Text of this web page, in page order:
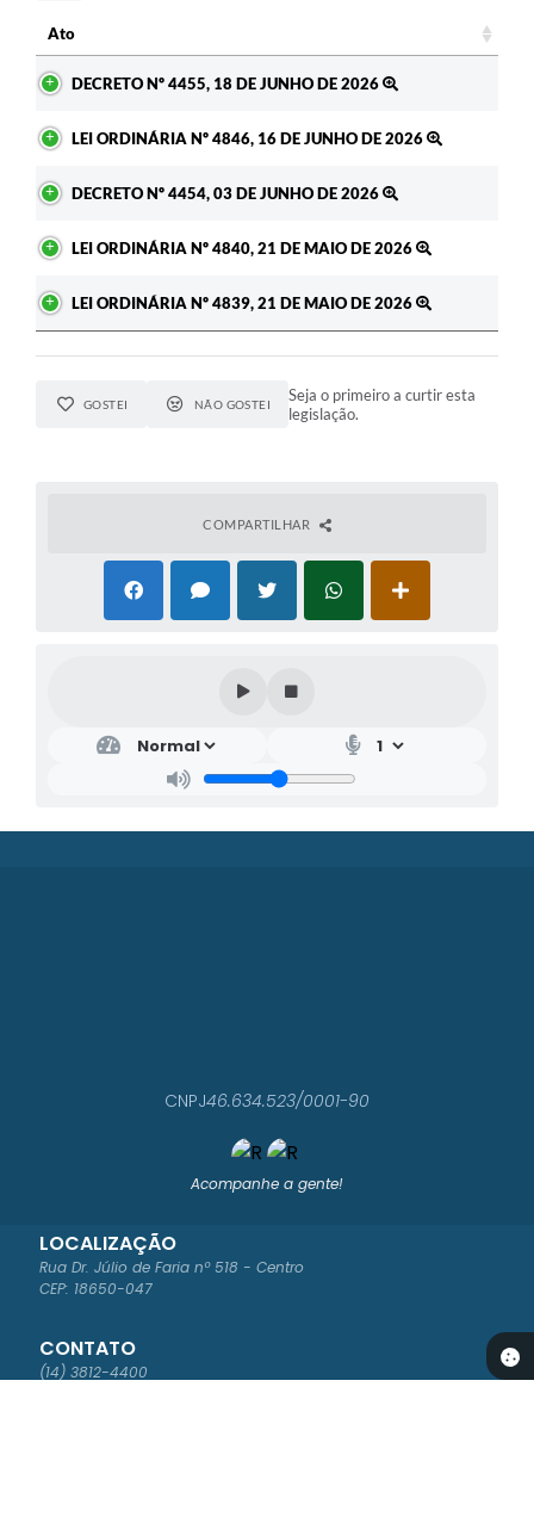
Ato
DECRETO Nº 4455, 18 DE JUNHO DE 2026
LEI ORDINÁRIA Nº 4846, 16 DE JUNHO DE 2026
DECRETO Nº 4454, 03 DE JUNHO DE 2026
LEI ORDINÁRIA Nº 4840, 21 DE MAIO DE 2026
LEI ORDINÁRIA Nº 4839, 21 DE MAIO DE 2026
GOSTEI NÃO GOSTEI
Seja o primeiro a curtir esta
legislação.
COMPARTILHAR
Acompanhe a gente!
LOCALIZAÇÃO
Rua Dr. Júlio de Faria nº 518 - Centro
CEP: 18650-047
CONTATO
(14) 3812-4400
CNPJ46.634.523/0001-90